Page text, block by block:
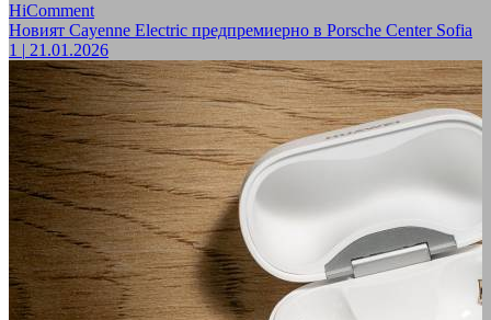
HiComment
Новият Cayenne Electric предпремиерно в Porsche Center Sofia
1 | 21.01.2026